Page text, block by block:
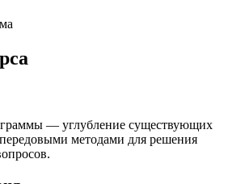
— углубление существующих
методами для решения